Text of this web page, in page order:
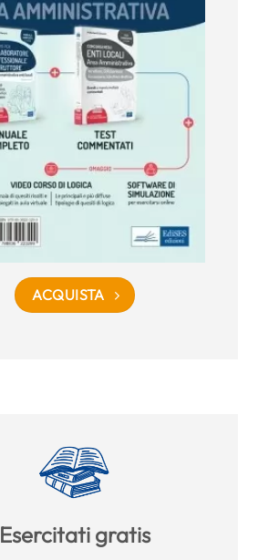
ACQUISTA
Esercitati gratis